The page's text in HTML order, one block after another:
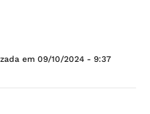
em 09/10/2024 - 9:37